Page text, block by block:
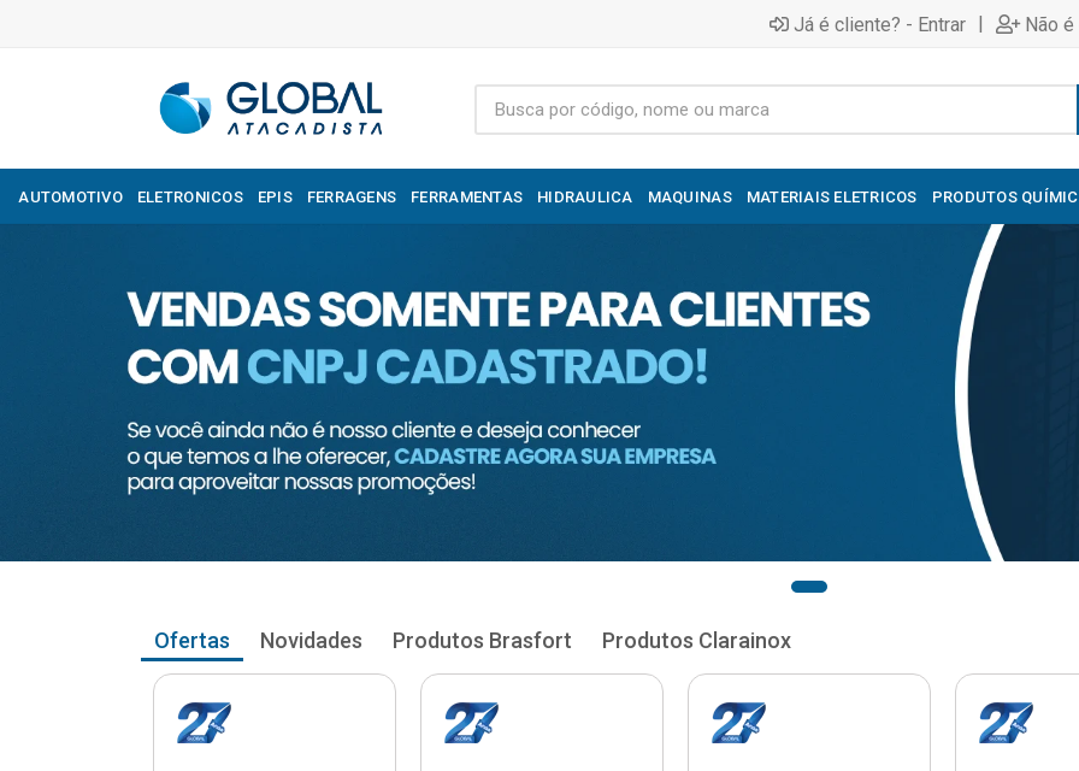
Já é cliente? - Entrar | Não
AUTOMOTIVO ELETRONICOS EPIS FERRAGENS FERRAMENTAS HIDRAULICA MAQUINAS MATERIAIS ELETRICOS PRODUTOS
Ofertas Novidades Produtos Brasfort Produtos Clarainox